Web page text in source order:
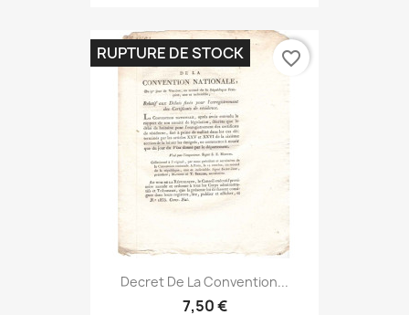
Decret De La Convention...
7,50 €
RUPTURE DE STOCK favorite_border